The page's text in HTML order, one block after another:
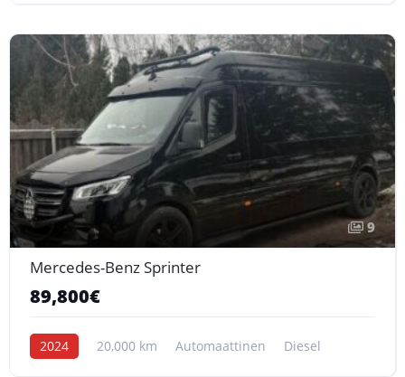
9
Mercedes-Benz Sprinter
89,800€
2024 20,000 km Automaattinen Diesel